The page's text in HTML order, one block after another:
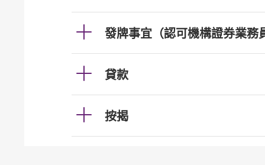
發牌事宜（認可機構證券業務
貸款
按揭